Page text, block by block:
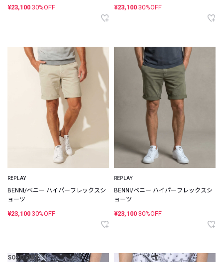
¥23,100 30%OFF ¥23,100 30%OFF
REPLAY
BENNI/ベニー ハイパーフレックスシ
ョーツ
¥23,100 30%OFF
REPLAY
BENNI/ベニー ハイパーフレックスシ
ョーツ
¥23,100 30%OFF
SOLD OUT